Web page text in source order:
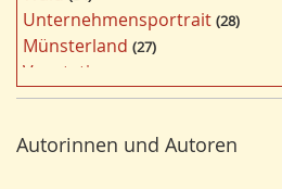
i
l
t
r
n
Unternehmensportrait 28
Münsterland 27
Vegetation
Nordrhein-Westfalen 25
Bildung 24
Autorinnen und Autoren